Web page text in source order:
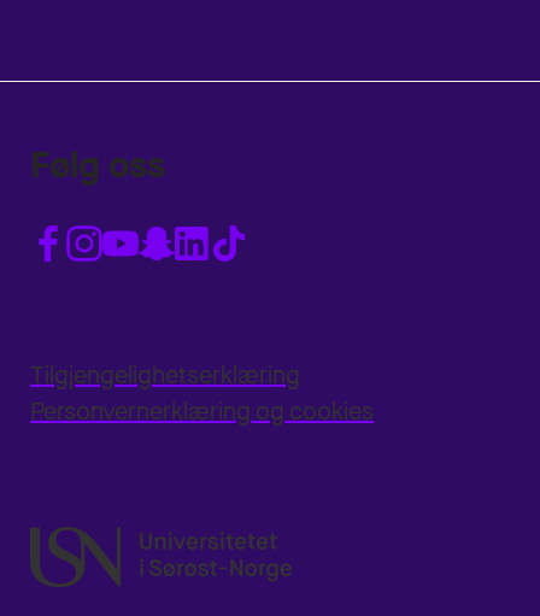
Følg oss
Tilgjengelighetserklæring
Personvernerklæring og cookies